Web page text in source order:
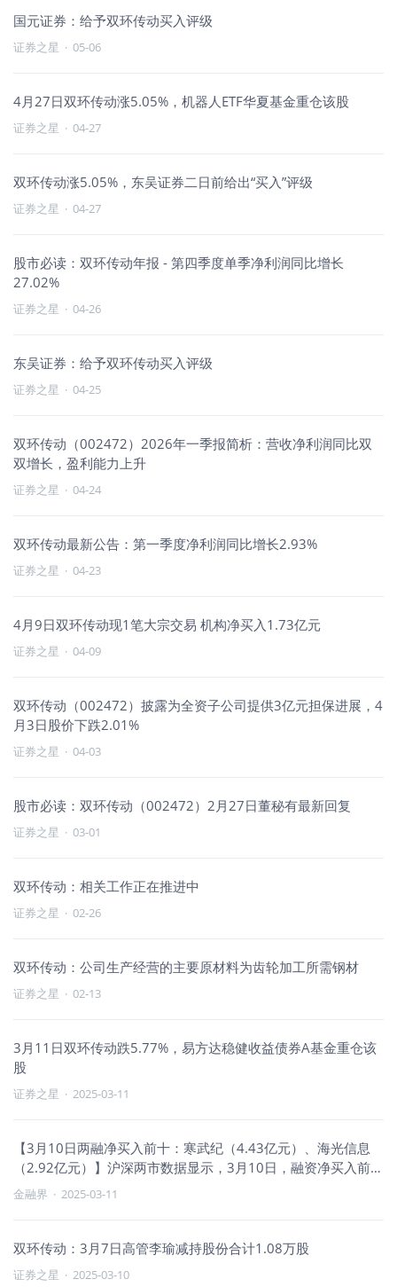
国元证券：给予双环传动买入评级
证券之星 · 05-06
4月27日双环传动涨5.05%，机器人ETF华夏基金重仓该股
证券之星 · 04-27
双环传动涨5.05%，东吴证券二日前给出“买入”评级
证券之星 · 04-27
股市必读：双环传动年报 - 第四季度单季净利润同比增长
27.02%
证券之星 · 04-26
东吴证券：给予双环传动买入评级
证券之星 · 04-25
双环传动（002472）2026年一季报简析：营收净利润同比双
双增长，盈利能力上升
证券之星 · 04-24
双环传动最新公告：第一季度净利润同比增长2.93%
证券之星 · 04-23
4月9日双环传动现1笔大宗交易 机构净买入1.73亿元
证券之星 · 04-09
双环传动（002472）披露为全资子公司提供3亿元担保进展，4
月3日股价下跌2.01%
证券之星 · 04-03
股市必读：双环传动（002472）2月27日董秘有最新回复
证券之星 · 03-01
双环传动：相关工作正在推进中
证券之星 · 02-26
双环传动：公司生产经营的主要原材料为齿轮加工所需钢材
证券之星 · 02-13
3月11日双环传动跌5.77%，易方达稳健收益债券A基金重仓该
股
证券之星 · 2025-03-11
【3月10日两融净买入前十：寒武纪（4.43亿元）、海光信息
（2.92亿元）】沪深两市数据显示，3月10日，融资净买入前十
的股票分别为：寒武纪（4.43亿元）、海光信息（2.92亿
亿元）、双环传动（1.57亿元）、海康威视（1.55亿元）、麦
格米特（1.55亿元）。
金融界 · 2025-03-11
双环传动：3月7日高管李瑜减持股份合计1.08万股
证券之星 · 2025-03-10